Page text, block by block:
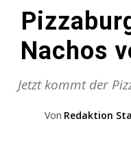
Nachos
Jetzt kommt der
Von Redaktion